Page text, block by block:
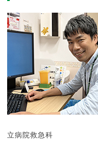
立病院救急科